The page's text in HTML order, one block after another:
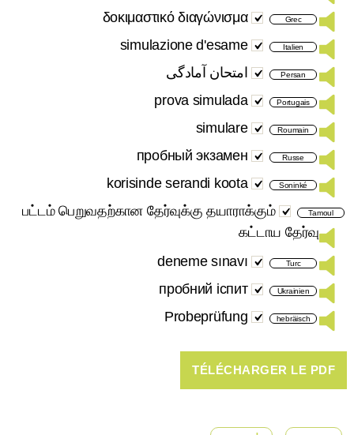
Grec
δοκιμαστικό διαγώνισμα
Italien
simulazione d'esame
Persan امتحان آمادگی
Portugais
prova simulada
Roumain
simulare
Russe
пробный экзамен
Soninké
korisinde serandi koota
Tamoul
பட்டம் பெறுவதற்கான தேர்வுக்கு தயாராக்கும்
கட்டாய தேர்வு
Turc
deneme sınavı
Ukrainien
пробний іспит
hebräisch
Probeprüfung